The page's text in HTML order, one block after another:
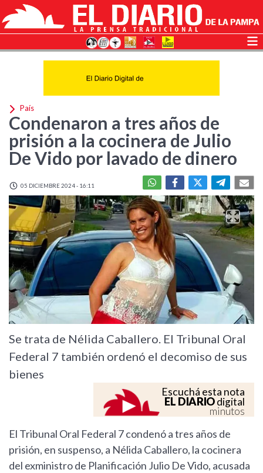
País
Condenaron a tres años de
prisión a la cocinera de Julio
De Vido por lavado de dinero
05 DICIEMBRE 2024 - 16:11
Se trata de Nélida Caballero. El Tribunal Oral
Federal 7 también ordenó el decomiso de sus
bienes
Escuchá esta nota
EL DIARIOdigital
minutos
El Tribunal Oral Federal 7 condenó a tres años de
prisión, en suspenso, a Nélida Caballero, la cocinera
del exministro de Planificación Julio De Vido, acusada